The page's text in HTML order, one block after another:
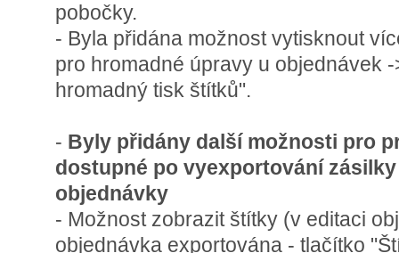
pobočky.
- Byla přidána možnost vytisknout
pro hromadné úpravy u objednávek
hromadný tisk štítků".
- Byly přidány další možnosti pro
dostupné po vyexportování
objednávky
- Možnost zobrazit štítky (v editaci
objednávka exportována - tlačítko